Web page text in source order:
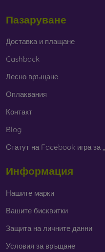
Пазаруване
Доставка и плащане
Cashback
Лесно връщане
Оплаквания
Контакт
Blog
Статут на Facebook игра за
Информация
Нашите марки
Вашите бисквитки
Защита на личните данни
Условия за връщане